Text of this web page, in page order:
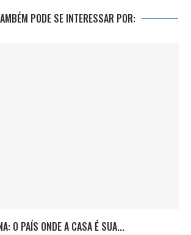
PODE SE INTERESSAR POR:
O PAÍS ONDE A CASA É SUA...